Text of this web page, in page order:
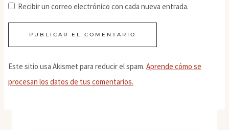
Recibir un correo electrónico con cada nueva entrada.
Este sitio usa Akismet para reducir el spam. Aprende cómo se
procesan los datos de tus comentarios.